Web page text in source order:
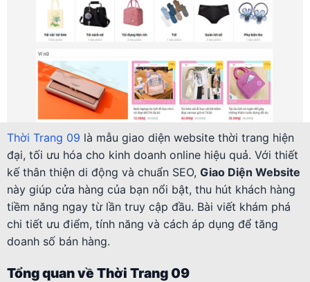
Thời Trang 09 là mẫu giao diện website thời trang hiện
đại, tối ưu hóa cho kinh doanh online hiệu quả. Với thiết
kế thân thiện di động và chuẩn SEO, Giao Diện Website
này giúp cửa hàng của bạn nổi bật, thu hút khách hàng
tiềm năng ngay từ lần truy cập đầu. Bài viết khám phá
chi tiết ưu điểm, tính năng và cách áp dụng để tăng
doanh số bán hàng.
Tổng quan về Thời Trang 09